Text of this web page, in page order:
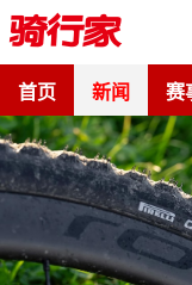
首页 新闻 赛